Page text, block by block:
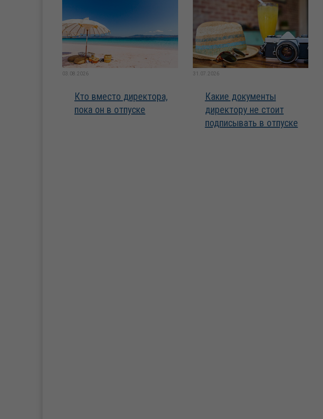
03.08.2026
Кто вместо директора,
пока он в отпуске
31.07.2026
Какие документы
директору не стоит
подписывать в отпуске